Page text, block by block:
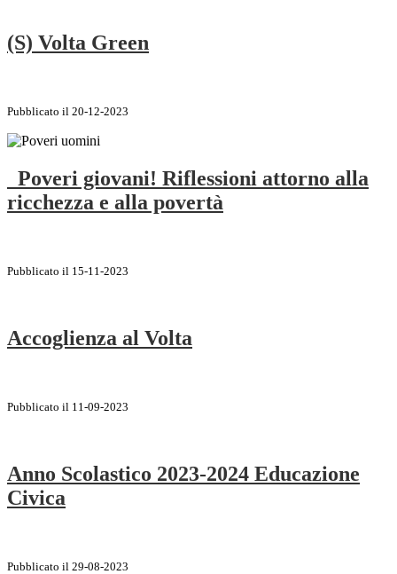
(S) Volta Green
Pubblicato il 20-12-2023
Poveri giovani! Riflessioni attorno alla
ricchezza e alla povertà
Pubblicato il 15-11-2023
Accoglienza al Volta
Pubblicato il 11-09-2023
Anno Scolastico 2023-2024 Educazione
Civica
Pubblicato il 29-08-2023